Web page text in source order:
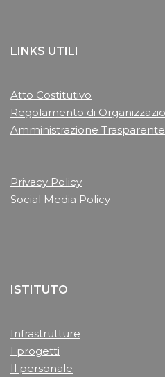
LINKS UTILI
Atto Costitutivo
Regolamento di
Amministrazione
Privacy Policy
Social Media Policy
ISTITUTO
Infrastrutture
I progetti
Il personale